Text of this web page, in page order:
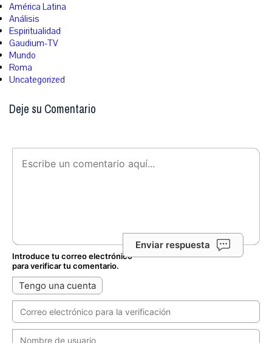
América Latina
Análisis
Espiritualidad
Gaudium-TV
Mundo
Roma
Uncategorized
Deje su Comentario
Enviar respuesta
Introduce tu correo electrónico
para verificar tu comentario.
Tengo una cuenta